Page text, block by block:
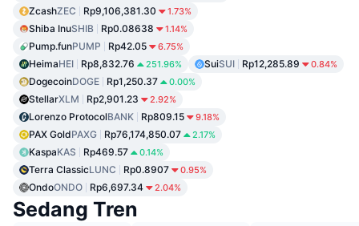
ZcashZEC Rp9,106,381.30 1.73%
Shiba InuSHIB Rp0.08638 1.14%
Pump.funPUMP Rp42.05 6.75%
HeimaHEI Rp8,832.76 251.96% SuiSUI Rp12,285.89 0.84%
DogecoinDOGE Rp1,250.37 0.00%
StellarXLM Rp2,901.23 2.92%
Lorenzo ProtocolBANK Rp809.15 9.18%
PAX GoldPAXG Rp76,174,850.07 2.17%
KaspaKAS Rp469.57 0.14%
Terra ClassicLUNC Rp0.8907 0.95%
OndoONDO Rp6,697.34 2.04%
Sedang Tren